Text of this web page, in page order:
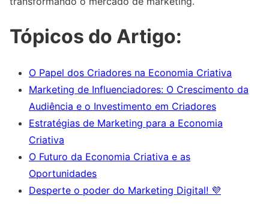
Tópicos do Artigo:
O Papel dos Criadores na Economia Criativa
Marketing de Influenciadores: O Crescimento da
Audiência e o Investimento em Criadores
Estratégias de Marketing para a Economia
Criativa
O Futuro da Economia Criativa e as
Oportunidades
Desperte o poder do Marketing Digital! 💜